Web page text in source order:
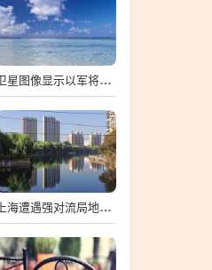
卫星图像显示以军将有大动作
上海遭遇强对流局地半小时降温13℃